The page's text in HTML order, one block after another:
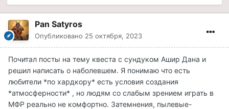
Pan Satyros
Опубликовано 25 октября, 2023
Почитал посты на тему квеста с сундуком Ашир Дана и
решил написать о наболевшем. Я понимаю что есть
любители *по хардкору* есть условия создания
*атмосферности* , но людям со слабым зрением играть в
МФР реально не комфортно. Затемнения, пылевые-